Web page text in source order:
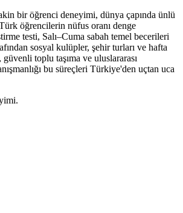
bir öğrenci deneyimi, dünya çapında ünlü
öğrencilerin nüfus oranı denge
testi, Salı–Cuma sabah temel becerileri
sosyal kulüpler, şehir turları ve hafta
toplu taşıma ve uluslararası
bu süreçleri Türkiye'den uçtan uca